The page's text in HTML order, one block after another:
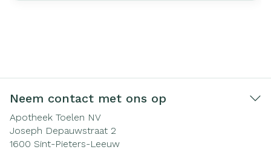
Neem contact met ons op
Apotheek Toelen NV
Joseph Depauwstraat 2
1600 Sint-Pieters-Leeuw